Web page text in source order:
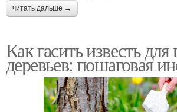
читать дальше →
Как гасить известь
деревьев: пошаговая